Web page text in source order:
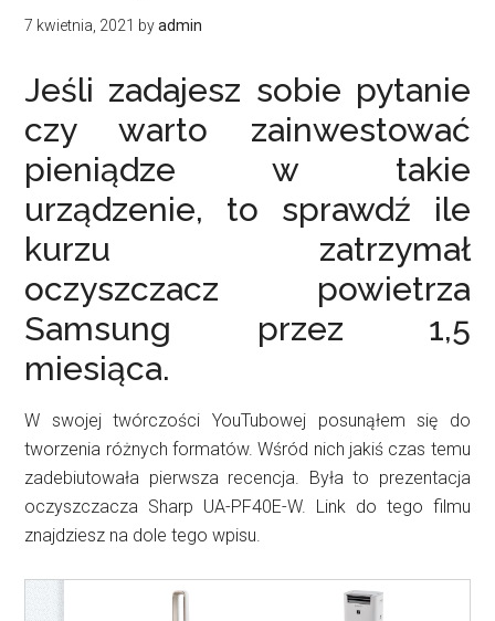
7 kwietnia, 2021 byadmin
Jeśli zadajesz sobie pytanie
czy warto zainwestować
pieniądze w takie
urządzenie, to sprawdź ile
kurzu zatrzymał
oczyszczacz powietrza
Samsung przez 1,5
miesiąca.
W swojej twórczości YouTubowej posunąłem się do
tworzenia różnych formatów. Wśród nich jakiś czas temu
zadebiutowała pierwsza recencja. Była to prezentacja
oczyszczacza Sharp UA-PF40E-W. Link do tego filmu
znajdziesz na dole tego wpisu.